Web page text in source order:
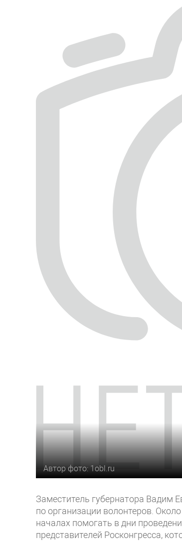
Автор фото: 1obl.ru
Заместитель губернатора Вадим
по организации волонтеров.
началах помогать в дни
представителей Росконгресса,